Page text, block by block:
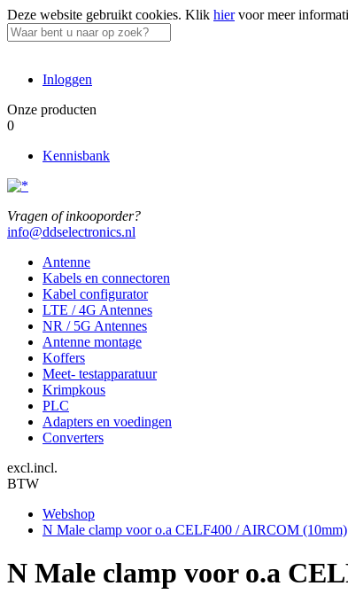
Deze website gebruikt cookies. Klik hiervoor meer
Inloggen
Onze producten
0
Kennisbank
Vragen of inkooporder?
info@ddselectronics.nl
Antenne
Kabels en connectoren
Kabel configurator
LTE / 4G Antennes
NR / 5G Antennes
Antenne montage
Koffers
Meet- testapparatuur
Krimpkous
PLC
Adapters en voedingen
Converters
excl.incl.
BTW
Webshop
N Male clamp voor o.a CELF400 / AIRCOM (10mm)
N Male clamp voor o.a